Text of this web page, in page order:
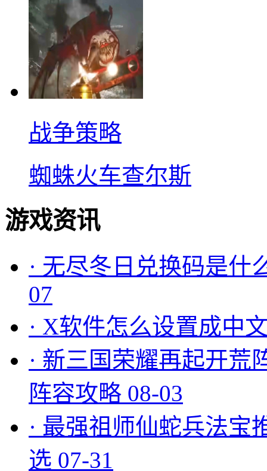
战争策略
蜘蛛火车查尔斯
游戏资讯
· 无尽冬日兑换码是什
07
· X软件怎么设置成中
· 新三国荣耀再起开荒
阵容攻略 08-03
· 最强祖师仙蛇兵法宝
选 07-31